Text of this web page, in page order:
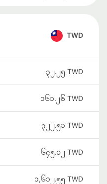
TWD
၃၂.၂၅ TWD
၁၆၁.၂၆ TWD
၃၂၂.၅၁ TWD
၆၄၅.၀၂ TWD
၁,၆၁၂.၅၅ TWD